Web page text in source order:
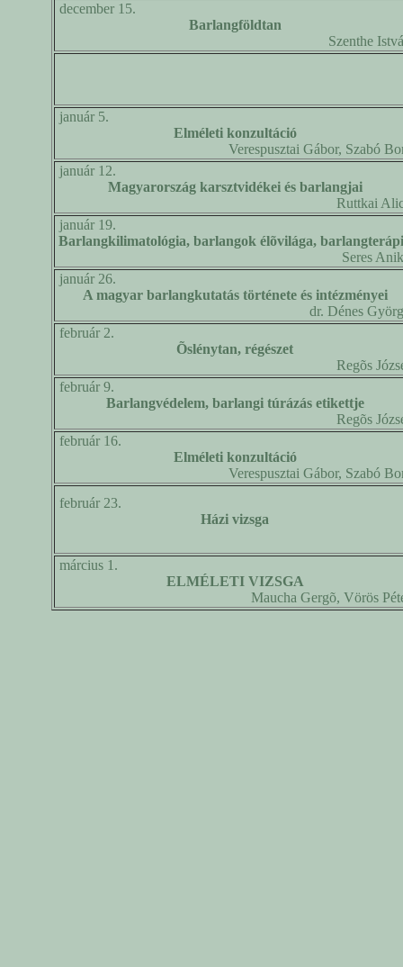
december 15.
Barlangföldtan
Szenthe
január 5.
Elméleti konzultáció
Verespusztai Gábor, Szabó
január 12.
Magyarország karsztvidékei és barlangjai
Ruttkai
január 19.
Barlangkilimatológia, barlangok élõvilága,
Seres
január 26.
A magyar barlangkutatás története és intézményei
dr. Dénes
február 2.
Õslénytan, régészet
Regõs
február 9.
Barlangvédelem, barlangi túrázás etikettje
Regõs
február 16.
Elméleti konzultáció
Verespusztai Gábor, Szabó
február 23.
Házi vizsga
március 1.
ELMÉLETI VIZSGA
Maucha Gergõ, Vörös